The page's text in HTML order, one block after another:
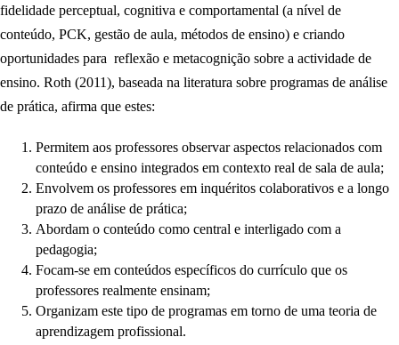
fidelidade perceptual, cognitiva e comportamental (a nível de
conteúdo, PCK, gestão de aula, métodos de ensino) e criando
oportunidades para reflexão e metacognição sobre a actividade de
ensino. Roth (2011), baseada na literatura sobre programas de análise
de prática, afirma que estes:
Permitem aos professores observar aspectos relacionados com
conteúdo e ensino integrados em contexto real de sala de aula;
Envolvem os professores em inquéritos colaborativos e a longo
prazo de análise de prática;
Abordam o conteúdo como central e interligado com a
pedagogia;
Focam-se em conteúdos específicos do currículo que os
professores realmente ensinam;
Organizam este tipo de programas em torno de uma teoria de
aprendizagem profissional.